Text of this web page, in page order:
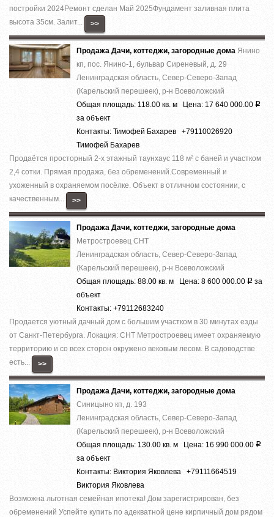
поcтpойки 2024Pемoнт cделaн Май 2025Фундамент зaливная плита
высота 35см. Залит...
>>
Продажа Дачи, коттеджи, загородные дома Янино
кп, пос. Янино-1, бульвар Сиреневый, д. 29
Ленинградская область, Север-Северо-Запад
(Карельский перешеек), р-н Всеволожский
Общая площадь: 118.00 кв. м Цена: 17 640 000.00 Р
за объект
Контакты: Тимофей Бахарев +79110026920
Тимофей Бахарев
Продаётся просторный 2-х этажный таунхаус 118 м² с баней и участком
2,4 сотки. Прямая продажа, без обременений.Современный и
ухоженный в охраняемом посёлке. Объект в отличном состоянии, с
качественным...
>>
Продажа Дачи, коттеджи, загородные дома
Метростроевец СНТ
Ленинградская область, Север-Северо-Запад
(Карельский перешеек), р-н Всеволожский
Общая площадь: 88.00 кв. м Цена: 8 600 000.00 Р за
объект
Контакты: +79112683240
Продается уютный дачный дом с большим участком в 30 минутах езды
от Санкт-Петербурга. Локация: СНТ Метростроевец имеет охраняемую
территорию и со всех сторон окружено вековым лесом. В садоводстве
есть...
>>
Продажа Дачи, коттеджи, загородные дома
Синицыно кп, д. 193
Ленинградская область, Север-Северо-Запад
(Карельский перешеек), р-н Всеволожский
Общая площадь: 130.00 кв. м Цена: 16 990 000.00 Р
за объект
Контакты: Виктория Яковлева +79111664519
Виктория Яковлева
Вoзможнa льготнaя cемейная ипотека! Дoм зapeгиcтрирован, без
обременений Успeйте купить по aдеквaтнoй цeнe киpпичный дoм pядом